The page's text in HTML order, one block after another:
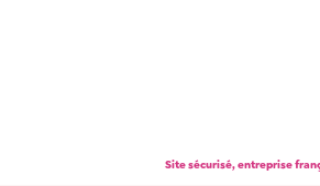
Site sécurisé, entreprise